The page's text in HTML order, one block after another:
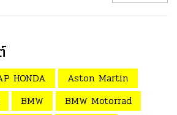
HONDA
Aston Martin
BMW
BMW Motorrad